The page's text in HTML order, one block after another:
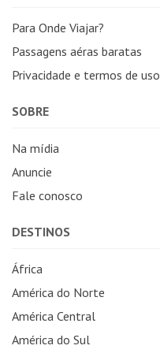
Para Onde Viajar?
Passagens aéras baratas
Privacidade e termos de uso
SOBRE
Na mídia
Anuncie
Fale conosco
DESTINOS
África
América do Norte
América Central
América do Sul